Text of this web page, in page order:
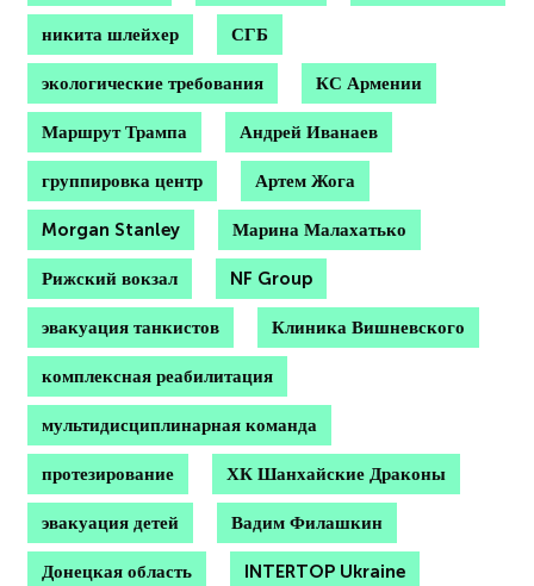
никита шлейхер СГБ
экологические требования КС Армении
Маршрут Трампа Андрей Иванаев
группировка центр Артем Жога
Morgan Stanley Марина Малахатько
Рижский вокзал NF Group
эвакуация танкистов Клиника Вишневского
комплексная реабилитация
мультидисциплинарная команда
протезирование ХК Шанхайские Драконы
эвакуация детей Вадим Филашкин
Донецкая область INTERTOP Ukraine